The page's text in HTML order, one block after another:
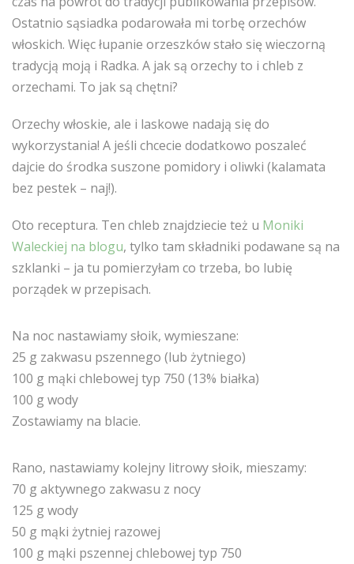
Ostatnio sąsiadka podarowała mi torbę orzechów
włoskich. Więc łupanie orzeszków stało się wieczorną
tradycją moją i Radka. A jak są orzechy to i chleb z
orzechami. To jak są chętni?
Orzechy włoskie, ale i laskowe nadają się do
wykorzystania! A jeśli chcecie dodatkowo poszaleć
dajcie do środka suszone pomidory i oliwki (kalamata
bez pestek – naj!).
Oto receptura. Ten chleb znajdziecie też u Moniki
Waleckiej na blogu, tylko tam składniki podawane są na
szklanki – ja tu pomierzyłam co trzeba, bo lubię
porządek w przepisach.
Na noc nastawiamy słoik, wymieszane:
25 g zakwasu pszennego (lub żytniego)
100 g mąki chlebowej typ 750 (13% białka)
100 g wody
Zostawiamy na blacie.
Rano, nastawiamy kolejny litrowy słoik, mieszamy:
70 g aktywnego zakwasu z nocy
125 g wody
50 g mąki żytniej razowej
100 g mąki pszennej chlebowej typ 750